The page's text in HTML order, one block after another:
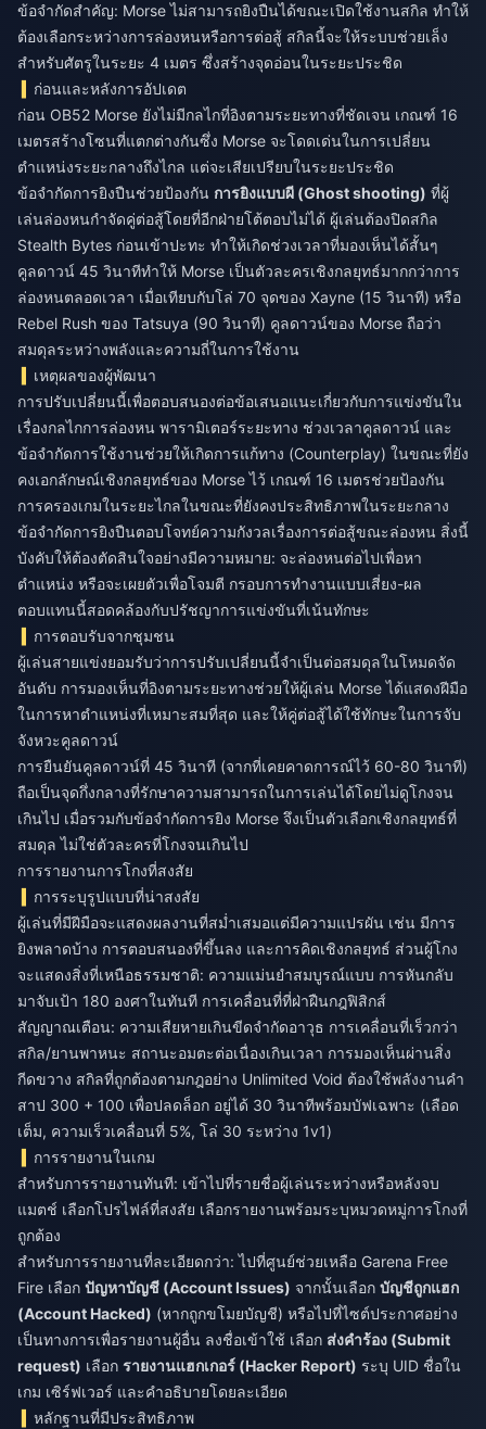
ข้อจำกัดสำคัญ: Morse ไม่สามารถยิงปืนได้ขณะเปิดใช้งานสกิล ทำให้
ต้องเลือกระหว่างการล่องหนหรือการต่อสู้ สกิลนี้จะให้ระบบช่วยเล็ง
สำหรับศัตรูในระยะ 4 เมตร ซึ่งสร้างจุดอ่อนในระยะประชิด
ก่อนและหลังการอัปเดต
ก่อน OB52 Morse ยังไม่มีกลไกที่อิงตามระยะทางที่ชัดเจน เกณฑ์ 16
เมตรสร้างโซนที่แตกต่างกันซึ่ง Morse จะโดดเด่นในการเปลี่ยน
ตำแหน่งระยะกลางถึงไกล แต่จะเสียเปรียบในระยะประชิด
ข้อจำกัดการยิงปืนช่วยป้องกัน การยิงแบบผี (Ghost shooting) ที่ผู้
เล่นล่องหนกำจัดคู่ต่อสู้โดยที่อีกฝ่ายโต้ตอบไม่ได้ ผู้เล่นต้องปิดสกิล
Stealth Bytes ก่อนเข้าปะทะ ทำให้เกิดช่วงเวลาที่มองเห็นได้สั้นๆ
คูลดาวน์ 45 วินาทีทำให้ Morse เป็นตัวละครเชิงกลยุทธ์มากกว่าการ
ล่องหนตลอดเวลา เมื่อเทียบกับโล่ 70 จุดของ Xayne (15 วินาที) หรือ
Rebel Rush ของ Tatsuya (90 วินาที) คูลดาวน์ของ Morse ถือว่า
สมดุลระหว่างพลังและความถี่ในการใช้งาน
เหตุผลของผู้พัฒนา
การปรับเปลี่ยนนี้เพื่อตอบสนองต่อข้อเสนอแนะเกี่ยวกับการแข่งขันใน
เรื่องกลไกการล่องหน พารามิเตอร์ระยะทาง ช่วงเวลาคูลดาวน์ และ
ข้อจำกัดการใช้งานช่วยให้เกิดการแก้ทาง (Counterplay) ในขณะที่ยัง
คงเอกลักษณ์เชิงกลยุทธ์ของ Morse ไว้ เกณฑ์ 16 เมตรช่วยป้องกัน
การครองเกมในระยะไกลในขณะที่ยังคงประสิทธิภาพในระยะกลาง
ข้อจำกัดการยิงปืนตอบโจทย์ความกังวลเรื่องการต่อสู้ขณะล่องหน สิ่งนี้
บังคับให้ต้องตัดสินใจอย่างมีความหมาย: จะล่องหนต่อไปเพื่อหา
ตำแหน่ง หรือจะเผยตัวเพื่อโจมตี กรอบการทำงานแบบเสี่ยง-ผล
ตอบแทนนี้สอดคล้องกับปรัชญาการแข่งขันที่เน้นทักษะ
การตอบรับจากชุมชน
ผู้เล่นสายแข่งยอมรับว่าการปรับเปลี่ยนนี้จำเป็นต่อสมดุลในโหมดจัด
อันดับ การมองเห็นที่อิงตามระยะทางช่วยให้ผู้เล่น Morse ได้แสดงฝีมือ
ในการหาตำแหน่งที่เหมาะสมที่สุด และให้คู่ต่อสู้ได้ใช้ทักษะในการจับ
จังหวะคูลดาวน์
การยืนยันคูลดาวน์ที่ 45 วินาที (จากที่เคยคาดการณ์ไว้ 60-80 วินาที)
ถือเป็นจุดกึ่งกลางที่รักษาความสามารถในการเล่นได้โดยไม่ดูโกงจน
เกินไป เมื่อรวมกับข้อจำกัดการยิง Morse จึงเป็นตัวเลือกเชิงกลยุทธ์ที่
สมดุล ไม่ใช่ตัวละครที่โกงจนเกินไป
การรายงานการโกงที่สงสัย
การระบุรูปแบบที่น่าสงสัย
ผู้เล่นที่มีฝีมือจะแสดงผลงานที่สม่ำเสมอแต่มีความแปรผัน เช่น มีการ
ยิงพลาดบ้าง การตอบสนองที่ขึ้นลง และการคิดเชิงกลยุทธ์ ส่วนผู้โกง
จะแสดงสิ่งที่เหนือธรรมชาติ: ความแม่นยำสมบูรณ์แบบ การหันกลับ
มาจับเป้า 180 องศาในทันที การเคลื่อนที่ที่ฝ่าฝืนกฎฟิสิกส์
สัญญาณเตือน: ความเสียหายเกินขีดจำกัดอาวุธ การเคลื่อนที่เร็วกว่า
สกิล/ยานพาหนะ สถานะอมตะต่อเนื่องเกินเวลา การมองเห็นผ่านสิ่ง
กีดขวาง สกิลที่ถูกต้องตามกฎอย่าง Unlimited Void ต้องใช้พลังงานคำ
สาป 300 + 100 เพื่อปลดล็อก อยู่ได้ 30 วินาทีพร้อมบัฟเฉพาะ (เลือด
เต็ม, ความเร็วเคลื่อนที่ 5%, โล่ 30 ระหว่าง 1v1)
การรายงานในเกม
สำหรับการรายงานทันที: เข้าไปที่รายชื่อผู้เล่นระหว่างหรือหลังจบ
แมตช์ เลือกโปรไฟล์ที่สงสัย เลือกรายงานพร้อมระบุหมวดหมู่การโกงที่
ถูกต้อง
สำหรับการรายงานที่ละเอียดกว่า: ไปที่ศูนย์ช่วยเหลือ Garena Free
Fire เลือก ปัญหาบัญชี (Account Issues) จากนั้นเลือก บัญชีถูกแฮก
(Account Hacked) (หากถูกขโมยบัญชี) หรือไปที่ไซต์ประกาศอย่าง
เป็นทางการเพื่อรายงานผู้อื่น ลงชื่อเข้าใช้ เลือก ส่งคำร้อง (Submit
request) เลือก รายงานแฮกเกอร์ (Hacker Report) ระบุ UID ชื่อใน
เกม เซิร์ฟเวอร์ และคำอธิบายโดยละเอียด
หลักฐานที่มีประสิทธิภาพ